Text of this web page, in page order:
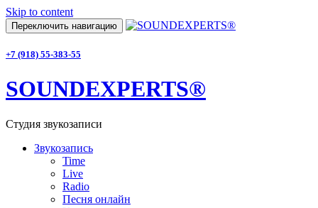
Skip to content
Переключить навигацию
+7 (918) 55-383-55
SOUNDEXPERTS®
Студия звукозаписи
Звукозапись
Time
Live
Radio
Песня онлайн